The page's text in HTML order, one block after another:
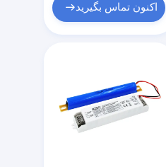
اکنون تماس بگیرید